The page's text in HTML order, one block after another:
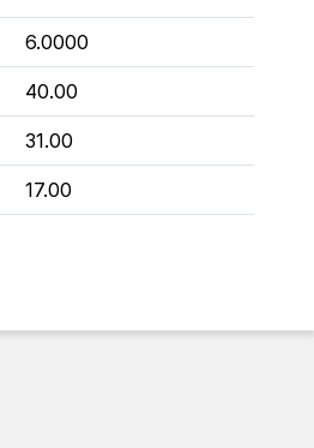
6.0000
40.00
31.00
17.00